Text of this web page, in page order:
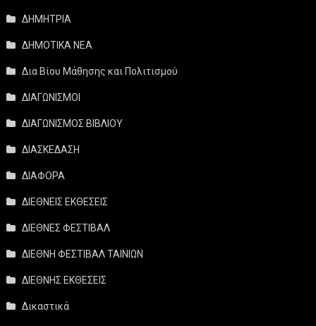
ΔΗΜΗΤΡΙΑ
ΔΗΜΟΤΙΚΑ ΝΕΑ
Δια Βίου Μάθησης και Πολιτισμού
ΔΙΑΓΩΝΙΣΜΟΙ
ΔΙΑΓΩΝΙΣΜΟΣ ΒΙΒΛΙΟΥ
ΔΙΑΣΚΕΔΑΣΗ
ΔΙΑΦΟΡΑ
ΔΙΕΘΝΕΙΣ ΕΚΘΕΣΕΙΣ
ΔΙΕΘΝΕΣ ΦΕΣΤΙΒΑΛ
ΔΙΕΘΝΗ ΦΕΣΤΙΒΑΛ ΤΑΙΝΙΩΝ
ΔΙΕΘΝΗΣ ΕΚΘΕΣΕΙΣ
Δικαστικά